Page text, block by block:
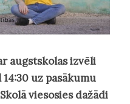
augstskolas izvēli
uz pasākumu
viesosies dažādi